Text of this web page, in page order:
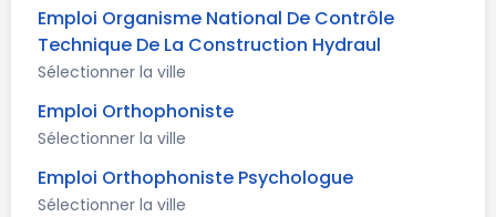
Emploi Organisme National De Contrôle
Technique De La Construction Hydraul
Sélectionner la ville
Emploi Orthophoniste
Sélectionner la ville
Emploi Orthophoniste Psychologue
Sélectionner la ville